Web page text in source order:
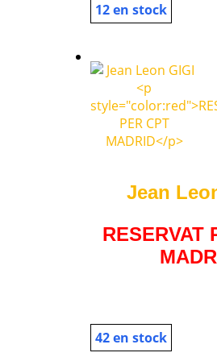
12 en stock
Jean
RESERVAT
42 en stock